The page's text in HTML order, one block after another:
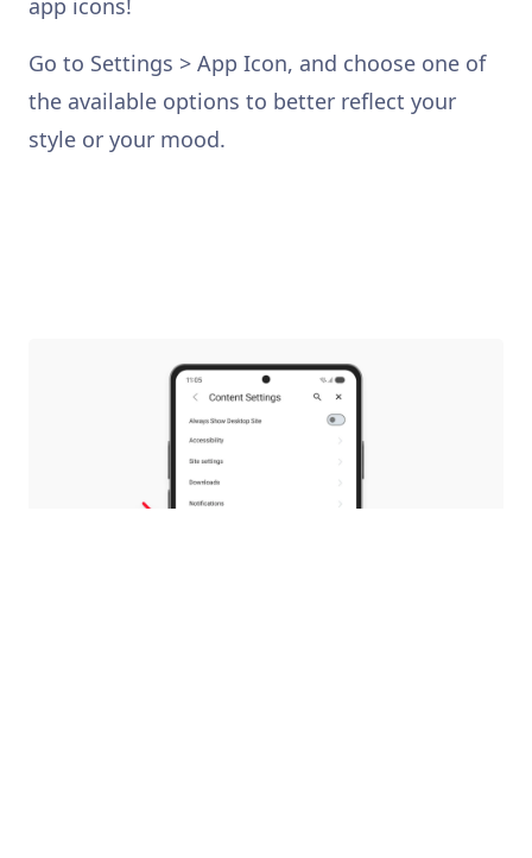
app icons!
Go to Settings > App Icon, and choose one of
the available options to better reflect your
style or your mood.